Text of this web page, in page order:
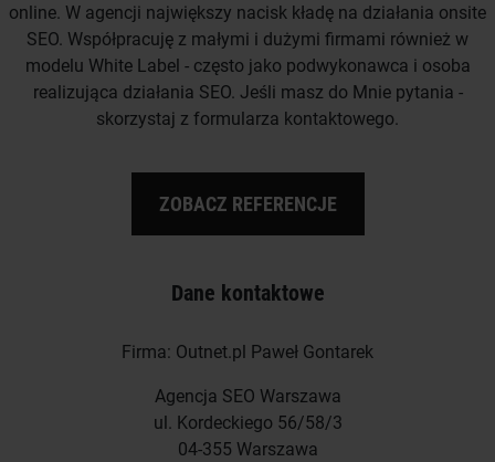
online. W agencji największy nacisk kładę na działania onsite
SEO. Współpracuję z małymi i dużymi firmami również w
modelu White Label - często jako podwykonawca i osoba
realizująca działania SEO. Jeśli masz do Mnie pytania -
skorzystaj z formularza kontaktowego.
ZOBACZ REFERENCJE
Dane kontaktowe
Firma: Outnet.pl Paweł Gontarek
Agencja SEO Warszawa
ul. Kordeckiego 56/58/3
04-355 Warszawa